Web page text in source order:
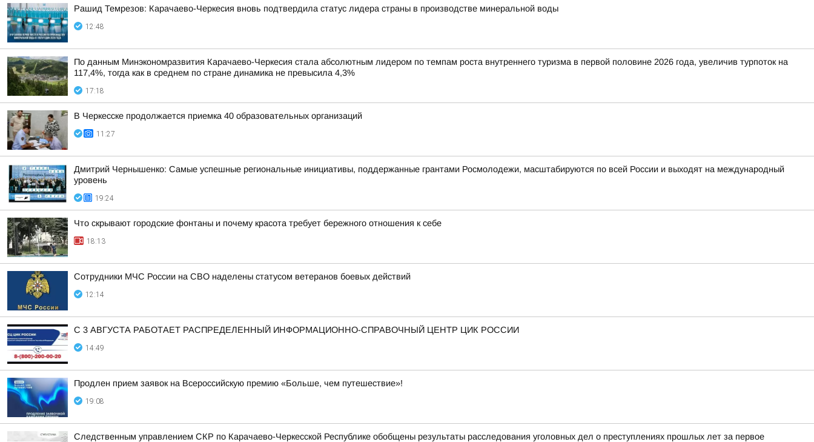
Рашид Темрезов: Карачаево-Черкесия вновь подтвердила статус лидера страны в производстве минеральной воды
12:48
По данным Минэкономразвития Карачаево-Черкесия стала абсолютным лидером по темпам роста внутреннего туризма в первой половине 2026 года, увеличив турпоток на
117,4%, тогда как в среднем по стране динамика не превысила 4,3%
17:18
В Черкесске продолжается приемка 40 образовательных организаций
11:27
Дмитрий Чернышенко: Самые успешные региональные инициативы, поддержанные грантами Росмолодежи, масштабируются по всей России и выходят на международный
уровень
19:24
Что скрывают городские фонтаны и почему красота требует бережного отношения к себе
18:13
Сотрудники МЧС России на СВО наделены статусом ветеранов боевых действий
12:14
С 3 АВГУСТА РАБОТАЕТ РАСПРЕДЕЛЕННЫЙ ИНФОРМАЦИОННО-СПРАВОЧНЫЙ ЦЕНТР ЦИК РОССИИ
14:49
Продлен прием заявок на Всероссийскую премию «Больше, чем путешествие»!
19:08
Следственным управлением СКР по Карачаево-Черкесской Республике обобщены результаты расследования уголовных дел о преступлениях прошлых лет за первое